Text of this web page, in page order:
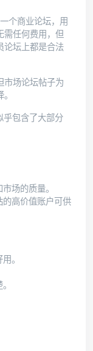
个商业论坛，用
需任何费用，但
论坛上都是合法
市场论坛帖子为
包含了大部分
场的质量。
高价值账户可供
。